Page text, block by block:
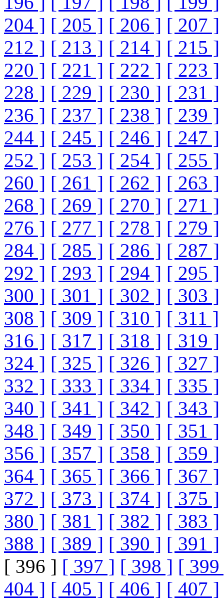
204 ] [ 205 ] [ 206 ] [ 207 ]
212 ] [ 213 ] [ 214 ] [ 215 ]
220 ] [ 221 ] [ 222 ] [ 223 ]
228 ] [ 229 ] [ 230 ] [ 231 ]
236 ] [ 237 ] [ 238 ] [ 239 ]
244 ] [ 245 ] [ 246 ] [ 247 ]
252 ] [ 253 ] [ 254 ] [ 255 ]
260 ] [ 261 ] [ 262 ] [ 263 ]
268 ] [ 269 ] [ 270 ] [ 271 ]
276 ] [ 277 ] [ 278 ] [ 279 ]
284 ] [ 285 ] [ 286 ] [ 287 ]
292 ] [ 293 ] [ 294 ] [ 295 ]
300 ] [ 301 ] [ 302 ] [ 303 ]
308 ] [ 309 ] [ 310 ] [ 311 ]
316 ] [ 317 ] [ 318 ] [ 319 ]
324 ] [ 325 ] [ 326 ] [ 327 ]
332 ] [ 333 ] [ 334 ] [ 335 ]
340 ] [ 341 ] [ 342 ] [ 343 ]
348 ] [ 349 ] [ 350 ] [ 351 ]
356 ] [ 357 ] [ 358 ] [ 359 ]
364 ] [ 365 ] [ 366 ] [ 367 ]
372 ] [ 373 ] [ 374 ] [ 375 ]
380 ] [ 381 ] [ 382 ] [ 383 ]
388 ] [ 389 ] [ 390 ] [ 391 ]
[ 396 ] [ 397 ] [ 398 ] [
404 ] [ 405 ] [ 406 ] [ 407 ]